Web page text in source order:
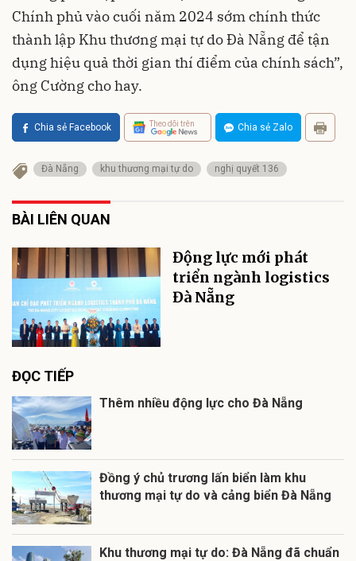
Chính phủ vào cuối năm 2024 sớm chính thức
thành lập Khu thương mại tự do Đà Nẵng để tận
dụng hiệu quả thời gian thí điểm của chính sách”,
ông Cường cho hay.
Chia sẻ Facebook Theo dõi trên Chia sẻ Zalo
Đà Nẵng khu thương mại tự do nghị quyết 136
BÀI LIÊN QUAN
Động lực mới phát
triển ngành logistics
Đà Nẵng
ĐỌC TIẾP
Thêm nhiều động lực cho Đà Nẵng
Đồng ý chủ trương lấn biển làm khu
thương mại tự do và cảng biển Đà Nẵng
Khu thương mại tự do: Đà Nẵng đã chuẩn